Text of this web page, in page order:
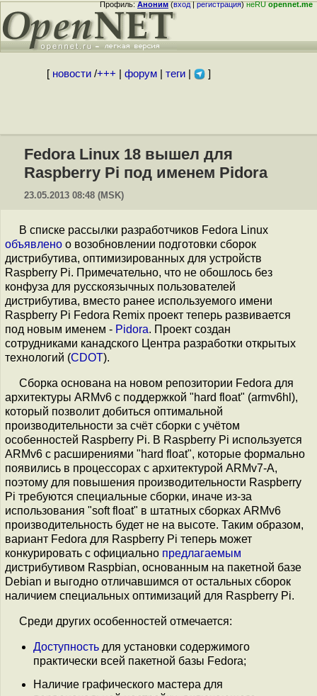
Профиль:Аноним(вход|регистрация)неRUopennet.me
[ новости/+++ форум| теги| ]
Fedora Linux 18 вышел для
Raspberry Pi под именем Pidora
23.05.2013 08:48 (MSK)
В списке рассылки разработчиков Fedora Linux
объявлено о возобновлении подготовки сборок
дистрибутива, оптимизированных для устройств
Raspberry Pi. Примечательно, что не обошлось без
конфуза для русскоязычных пользователей
дистрибутива, вместо ранее используемого имени
Raspberry Pi Fedora Remix проект теперь развивается
под новым именем - Pidora. Проект создан
сотрудниками канадского Центра разработки открытых
технологий (CDOT).
Сборка основана на новом репозитории Fedora для
архитектуры ARMv6 с поддержкой "hard float" (armv6hl),
который позволит добиться оптимальной
производительности за счёт сборки с учётом
особенностей Raspberry Pi. В Raspberry Pi используется
ARMv6 с расширениями "hard float", которые формально
появились в процессорах с архитектурой ARMv7-A,
поэтому для повышения производительности Raspberry
Pi требуются специальные сборки, иначе из-за
использования "soft float" в штатных сборках ARMv6
производительность будет не на высоте. Таким образом,
вариант Fedora для Raspberry Pi теперь может
конкурировать с официально предлагаемым
дистрибутивом Raspbian, основанным на пакетной базе
Debian и выгодно отличавшимся от остальных сборок
наличием специальных оптимизаций для Raspberry Pi.
Среди других особенностей отмечается:
Доступность для установки содержимого
практически всей пакетной базы Fedora;
Наличие графического мастера для